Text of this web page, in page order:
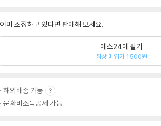
이미 소장하고 있다면 판매해 보세요.
예스24에 팔기
최상 매입가 1,500원
해외배송 가능
문화비소득공제 가능